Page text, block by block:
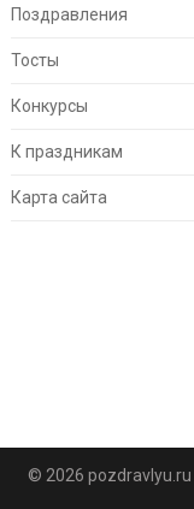
Поздравления
Тосты
Конкурсы
К праздникам
Карта сайта
© 2026 pozdravlyu.ru